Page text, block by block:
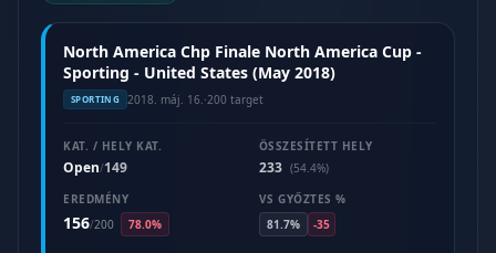
North America Chp Finale North America Cup -
Sporting - United States (May 2018)
SPORTING 2018. máj. 16. ·200 target
KAT. / HELY KAT.
Open/149
ÖSSZESÍTETT HELY
233 (54.4%)
EREDMÉNY
156/200 78.0%
VS GYŐZTES %
81.7%
-35